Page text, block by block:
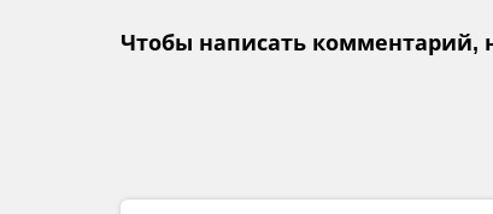
Чтобы написать комментарий,